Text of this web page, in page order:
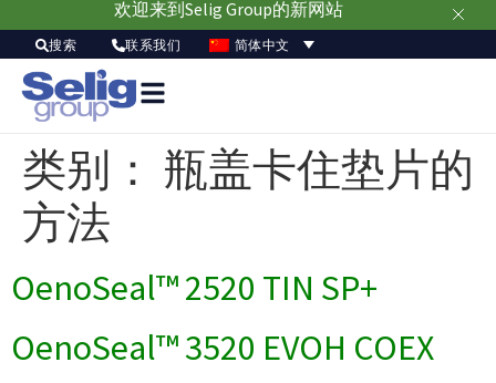
欢迎来到Selig Group的新网站
搜索 联系我们 简体中文
类别： 瓶盖卡住垫片的
方法
OenoSeal™ 2520 TIN SP+
OenoSeal™ 3520 EVOH COEX